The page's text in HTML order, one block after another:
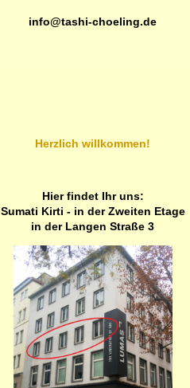
info@tashi-choeling.de
Herzlich willkommen!
Hier findet Ihr uns:
Sumati Kirti - in der Zweiten Etage
in der Langen Straße 3